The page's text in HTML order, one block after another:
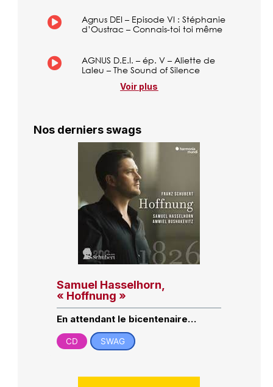
Agnus DEI – Episode VI : Stéphanie
d’Oustrac – Connais-toi toi même
AGNUS D.E.I. – ép. V – Aliette de
Laleu – The Sound of Silence
Voir plus
Nos derniers swags
Samuel Hasselhorn,
« Hoffnung »
En attendant le bicentenaire…
CD SWAG